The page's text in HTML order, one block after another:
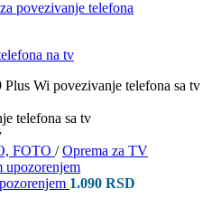
FOTO / Oprema za TV
1.090 RSD